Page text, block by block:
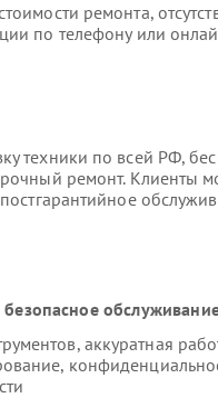
ремонта,
по телефону или
техники по всей РФ,
ремонт. Клиенты
аккуратная